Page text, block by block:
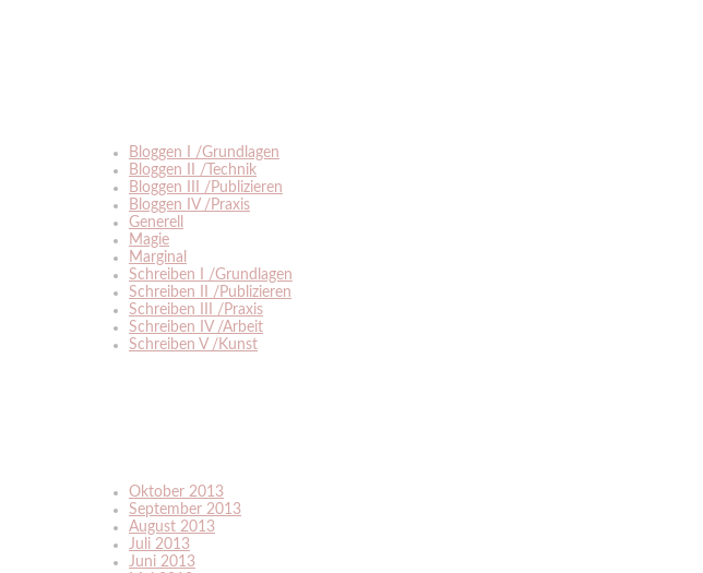
Bloggen I /Grundlagen
Bloggen II /Technik
Bloggen III /Publizieren
Bloggen IV /Praxis
Generell
Magie
Marginal
Schreiben I /Grundlagen
Schreiben II /Publizieren
Schreiben III /Praxis
Schreiben IV /Arbeit
Schreiben V /Kunst
Oktober 2013
September 2013
August 2013
Juli 2013
Juni 2013